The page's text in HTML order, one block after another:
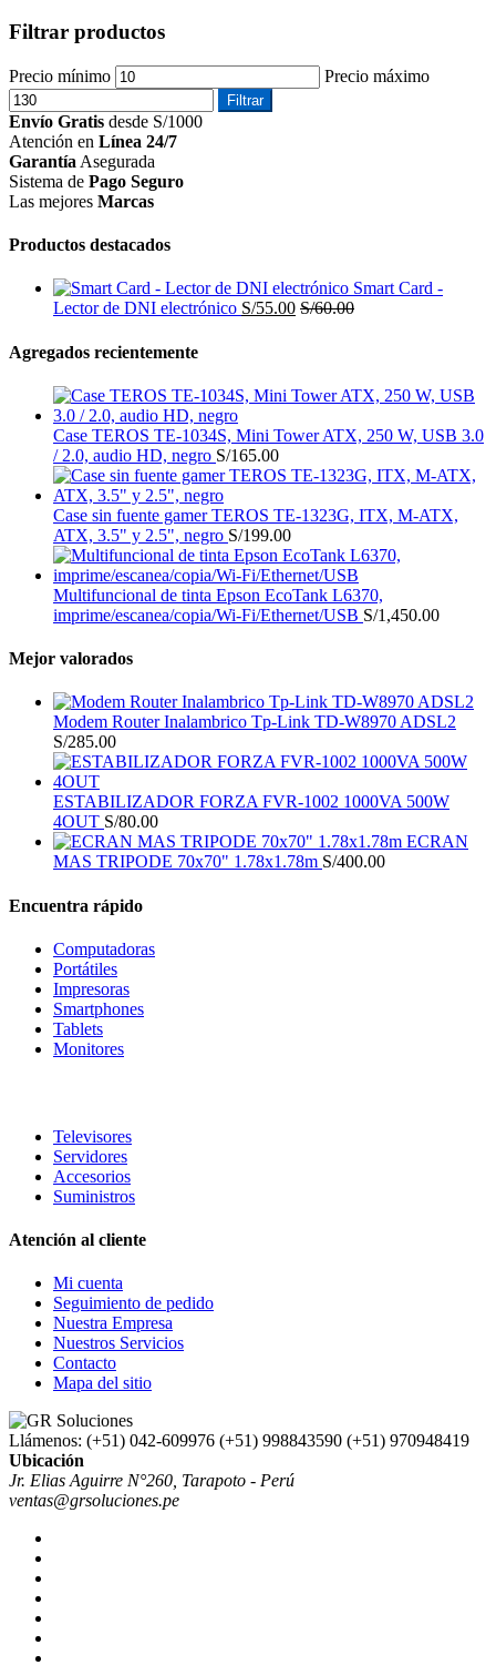
Filtrar productos
Precio mínimo Precio máximo
Filtrar
Envío Gratis desde S/1000
Atención en Línea 24/7
Garantía Asegurada
Sistema de Pago Seguro
Las mejores Marcas
Productos destacados
Smart Card -
Lector de DNI electrónico S/55.00 S/60.00
Agregados recientemente
Case TEROS TE-1034S, Mini Tower ATX, 250 W, USB 3.0
/ 2.0, audio HD, negro S/165.00
Case sin fuente gamer TEROS TE-1323G, ITX, M-ATX,
ATX, 3.5" y 2.5", negro S/199.00
Multifuncional de tinta Epson EcoTank L6370,
imprime/escanea/copia/Wi-Fi/Ethernet/USB S/1,450.00
Mejor valorados
Modem Router Inalambrico Tp-Link TD-W8970 ADSL2
S/285.00
ESTABILIZADOR FORZA FVR-1002 1000VA 500W
4OUT S/80.00
ECRAN
MAS TRIPODE 70x70" 1.78x1.78m S/400.00
Encuentra rápido
Computadoras
Portátiles
Impresoras
Smartphones
Tablets
Monitores
Televisores
Servidores
Accesorios
Suministros
Atención al cliente
Mi cuenta
Seguimiento de pedido
Nuestra Empresa
Nuestros Servicios
Contacto
Mapa del sitio
Llámenos: (+51) 042-609976 (+51) 998843590 (+51) 970948419
Ubicación
Jr. Elias Aguirre N°260, Tarapoto - Perú
ventas@grsoluciones.pe